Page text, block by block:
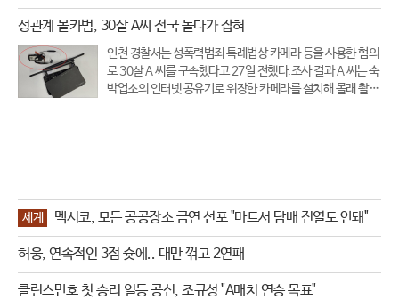
즐길 수 있는 축제를 콘셉트로 기획됐다.축제 기간 동안 개최
되는 모든 공연과 상영은 무료이다.총 10일간 예술의전당 야
외광장 곳곳에서 야
성관계 몰카범, 30살 A씨 전국 돌다가 잡혀
인천 경찰서는 성폭력범죄 특례법상 카메라 등을 사용한 혐의
로 30살 A 씨를 구속했다고 27일 전했다.조사 결과 A 씨는 숙
박업소의 인터넷 공유기로 위장한 카메라를 설치해 몰래 촬영
세계 멕시코, 모든 공공장소 금연 선포 "마트서 담배 진열도 안돼"
허웅, 연속적인 3점 슛에.. 대만 꺾고 2연패
클린스만호 첫 승리 일등 공신, 조규성 "A매치 연승 목표"